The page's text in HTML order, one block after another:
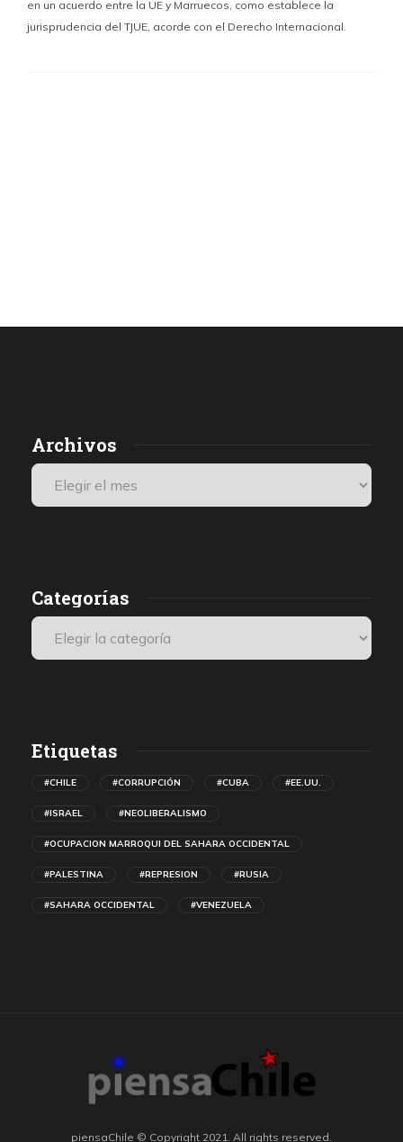
en un acuerdo entre la UE y Marruecos, como establece la
jurisprudencia del TJUE, acorde con el Derecho Internacional.
Archivos
Categorías
Etiquetas
#CHILE #CORRUPCIÓN #CUBA #EE.UU.
#ISRAEL #NEOLIBERALISMO
#OCUPACION MARROQUI DEL SAHARA OCCIDENTAL
#PALESTINA #REPRESION #RUSIA
#SAHARA OCCIDENTAL #VENEZUELA
piensaChile © Copyright 2021. All rights reserved.